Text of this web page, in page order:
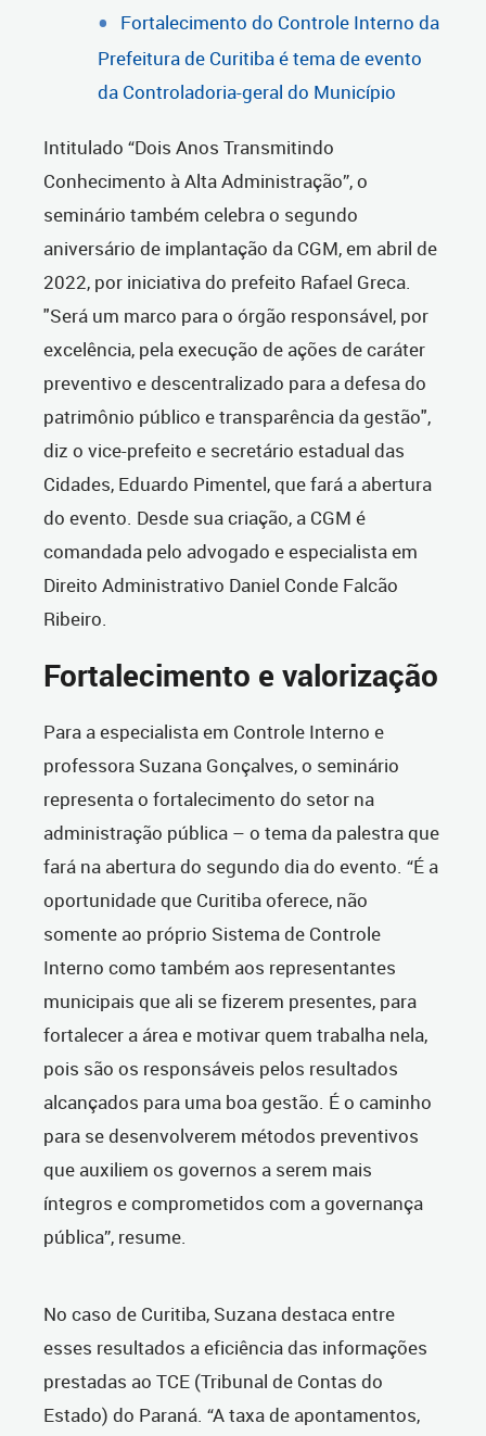
Fortalecimento do Controle Interno da
Prefeitura de Curitiba é tema de evento
da Controladoria-geral do Município
Intitulado “Dois Anos Transmitindo
Conhecimento à Alta Administração”, o
seminário também celebra o segundo
aniversário de implantação da CGM, em abril de
2022, por iniciativa do prefeito Rafael Greca.
"Será um marco para o órgão responsável, por
excelência, pela execução de ações de caráter
preventivo e descentralizado para a defesa do
patrimônio público e transparência da gestão",
diz o vice-prefeito e secretário estadual das
Cidades, Eduardo Pimentel, que fará a abertura
do evento. Desde sua criação, a CGM é
comandada pelo advogado e especialista em
Direito Administrativo Daniel Conde Falcão
Ribeiro.
Fortalecimento e valorização
Para a especialista em Controle Interno e
professora Suzana Gonçalves, o seminário
representa o fortalecimento do setor na
administração pública – o tema da palestra que
fará na abertura do segundo dia do evento. “É a
oportunidade que Curitiba oferece, não
somente ao próprio Sistema de Controle
Interno como também aos representantes
municipais que ali se fizerem presentes, para
fortalecer a área e motivar quem trabalha nela,
pois são os responsáveis pelos resultados
alcançados para uma boa gestão. É o caminho
para se desenvolverem métodos preventivos
que auxiliem os governos a serem mais
íntegros e comprometidos com a governança
pública”, resume.
No caso de Curitiba, Suzana destaca entre
esses resultados a eficiência das informações
prestadas ao TCE (Tribunal de Contas do
Estado) do Paraná. “A taxa de apontamentos,